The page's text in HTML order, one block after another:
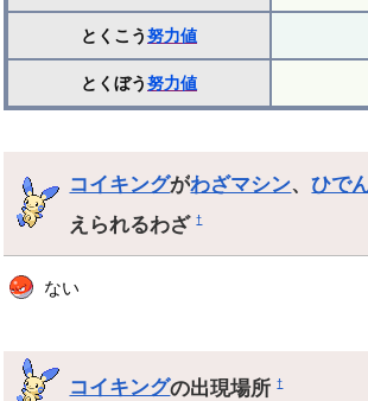
とくこう努力値
とくぼう努力値
コイキングがわざマシン、ひで
えられるわざ†
ない
コイキングの出現場所†